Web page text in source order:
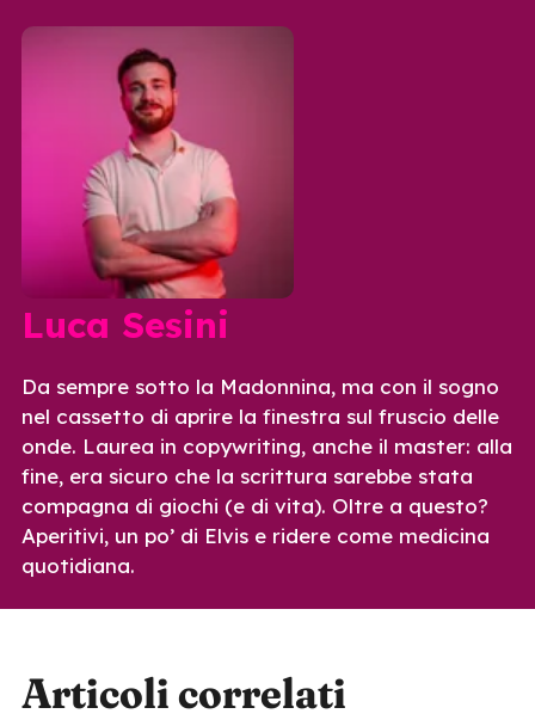
Luca Sesini
Da sempre sotto la Madonnina, ma con il sogno
nel cassetto di aprire la finestra sul fruscio delle
onde. Laurea in copywriting, anche il master: alla
fine, era sicuro che la scrittura sarebbe stata
compagna di giochi (e di vita). Oltre a questo?
Aperitivi, un po’ di Elvis e ridere come medicina
quotidiana.
Articoli correlati